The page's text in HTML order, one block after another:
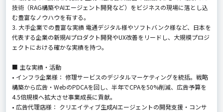
技術（RAG構築やAIエージェント開発など）をビジネスの現場に落とし込
む豊富なノウハウを有する。
3. 大手企業での豊富な実績 電通デジタル様やソフトバンク様など、日本を
代表する企業の新規AIプロダクト開発やUX改善をリードし、大規模プロジ
ェクトにおける確かな実績を持つ。
■ 主な実績・活動
• インフラ企業様： 修理サービスのデジタルマーケティングを統括。戦略
構築から広告・WebのPDCAを回し、半年でCPAを50%削減、広告予算を
4.5倍規模へ拡大させ事業成長に貢献。
• 広告代理店様： クリエイティブ生成AIエージェントの開発支援・コンサ